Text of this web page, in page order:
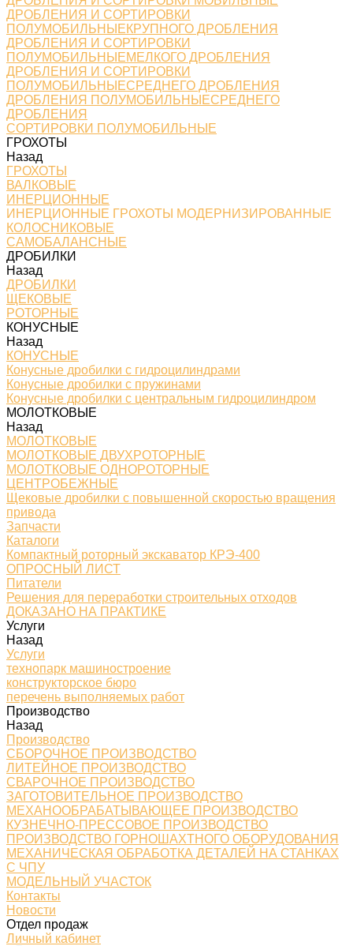
ДРОБЛЕНИЯ И СОРТИРОВКИ
ПОЛУМОБИЛЬНЫЕКРУПНОГО ДРОБЛЕНИЯ
ДРОБЛЕНИЯ И СОРТИРОВКИ
ПОЛУМОБИЛЬНЫЕМЕЛКОГО ДРОБЛЕНИЯ
ДРОБЛЕНИЯ И СОРТИРОВКИ
ПОЛУМОБИЛЬНЫЕСРЕДНЕГО ДРОБЛЕНИЯ
ДРОБЛЕНИЯ ПОЛУМОБИЛЬНЫЕСРЕДНЕГО
ДРОБЛЕНИЯ
СОРТИРОВКИ ПОЛУМОБИЛЬНЫЕ
ГРОХОТЫ
Назад
ГРОХОТЫ
ВАЛКОВЫЕ
ИНЕРЦИОННЫЕ
ИНЕРЦИОННЫЕ ГРОХОТЫ МОДЕРНИЗИРОВАННЫЕ
КОЛОСНИКОВЫЕ
САМОБАЛАНСНЫЕ
ДРОБИЛКИ
Назад
ДРОБИЛКИ
ЩЕКОВЫЕ
РОТОРНЫЕ
КОНУСНЫЕ
Назад
КОНУСНЫЕ
Конусные дробилки с гидроцилиндрами
Конусные дробилки с пружинами
Конусные дробилки с центральным гидроцилиндром
МОЛОТКОВЫЕ
Назад
МОЛОТКОВЫЕ
МОЛОТКОВЫЕ ДВУХРОТОРНЫЕ
МОЛОТКОВЫЕ ОДНОРОТОРНЫЕ
ЦЕНТРОБЕЖНЫЕ
Щековые дробилки с повышенной скоростью вращения
привода
Запчасти
Каталоги
Компактный роторный экскаватор КРЭ-400
ОПРОСНЫЙ ЛИСТ
Питатели
Решения для переработки строительных отходов
ДОКАЗАНО НА ПРАКТИКЕ
Услуги
Назад
Услуги
технопарк машиностроение
конструкторское бюро
перечень выполняемых работ
Производство
Назад
Производство
СБОРОЧНОЕ ПРОИЗВОДСТВО
ЛИТЕЙНОЕ ПРОИЗВОДСТВО
СВАРОЧНОЕ ПРОИЗВОДСТВО
ЗАГОТОВИТЕЛЬНОЕ ПРОИЗВОДСТВО
МЕХАНООБРАБАТЫВАЮЩЕЕ ПРОИЗВОДСТВО
КУЗНЕЧНО-ПРЕССОВОЕ ПРОИЗВОДСТВО
ПРОИЗВОДСТВО ГОРНОШАХТНОГО ОБОРУДОВАНИЯ
МЕХАНИЧЕСКАЯ ОБРАБОТКА ДЕТАЛЕЙ НА СТАНКАХ
С ЧПУ
МОДЕЛЬНЫЙ УЧАСТОК
Контакты
Новости
Отдел продаж
Личный кабинет